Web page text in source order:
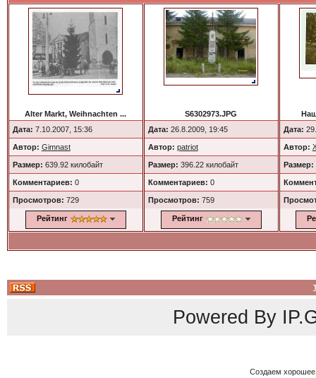
Alter Markt, Weihnachten ...
Дата: 7.10.2007, 15:36
Автор: Gimnast
Размер: 639.92 килобайт
Комментариев: 0
Просмотров: 729
Рейтинг
S6302973.JPG
Дата: 26.8.2009, 19:45
Автор: patriot
Размер: 396.22 килобайт
Комментариев: 0
Просмотров: 759
Рейтинг
Дата:
Автор:
Размер:
Powered By
Создаем